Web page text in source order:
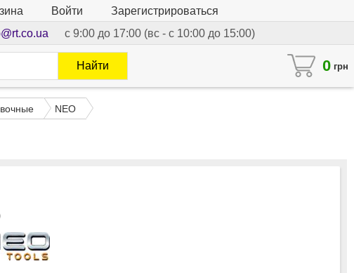
Войти
Зарегистрироваться
с 9:00 до 17:00 (вс - с 10:00 до 15:00)
0 грн
Найти
NEO